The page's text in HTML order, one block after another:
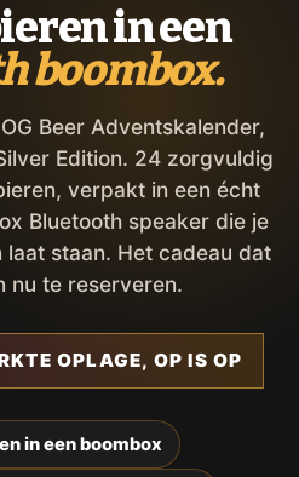
in een
boombox.
Beer Adventskalender,
Edition. 24 zorgvuldig
verpakt in een écht
Bluetooth speaker die je
staan. Het cadeau dat
nu te reserveren.
OPLAGE, OP IS OP
in een boombox